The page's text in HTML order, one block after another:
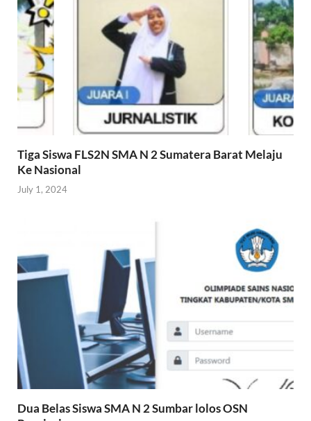
Tiga Siswa FLS2N SMA N 2 Sumatera Barat Melaju
Ke Nasional
July 1, 2024
Dua Belas Siswa SMA N 2 Sumbar lolos OSN